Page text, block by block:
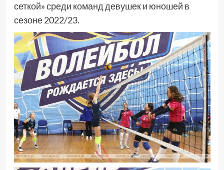
сеткой» среди команд девушек и юношей в
сезоне 2022/23.